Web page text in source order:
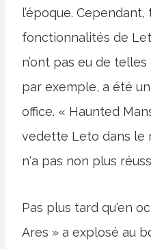
l’époque.
fonctionnalités de
n’ont pas eu de
par exemple, a été
office. « Haunted
vedette Leto dans le
n'a pas non plus
Pas plus tard qu'en
Ares » a explosé au